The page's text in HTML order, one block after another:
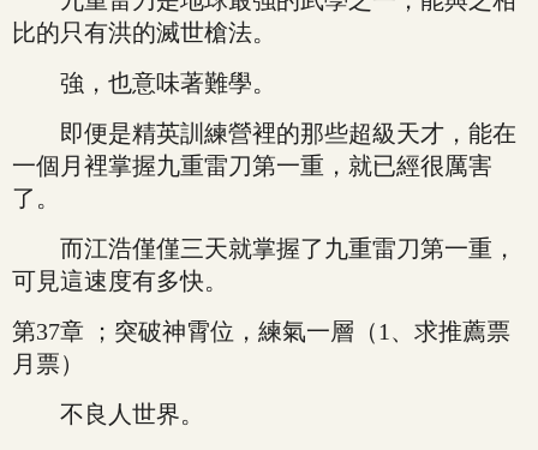
比的只有洪的滅世槍法。
強，也意味著難學。
即便是精英訓練營裡的那些超級天才，能在
一個月裡掌握九重雷刀第一重，就已經很厲害
了。
而江浩僅僅三天就掌握了九重雷刀第一重，
可見這速度有多快。
第37章 ；突破神霄位，練氣一層（1、求推薦票
月票）
不良人世界。